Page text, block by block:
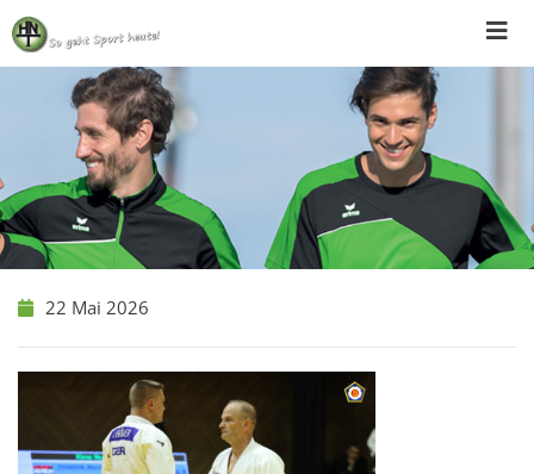
Skip
to
content
22 Mai 2026